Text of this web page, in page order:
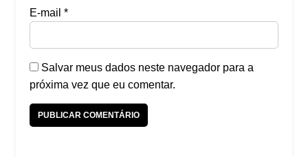
E-mail *
Salvar meus dados neste navegador para a
próxima vez que eu comentar.